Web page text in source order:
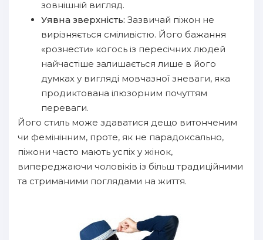
зовнішній вигляд.
Уявна зверхність: Зазвичай піжон не
вирізняється сміливістю. Його бажання
«рознести» когось із пересічних людей
найчастіше залишається лише в його
думках у вигляді мовчазної зневаги, яка
продиктована ілюзорним почуттям
переваги.
Його стиль може здаватися дещо витонченим
чи фемінінним, проте, як не парадоксально,
піжони часто мають успіх у жінок,
випереджаючи чоловіків із більш традиційними
та стриманими поглядами на життя.